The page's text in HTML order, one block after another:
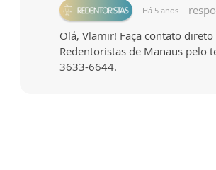
Há 5 anos
Olá, Vlamir! Faça contato
Redentoristas de Manaus pelo
3633-6644.